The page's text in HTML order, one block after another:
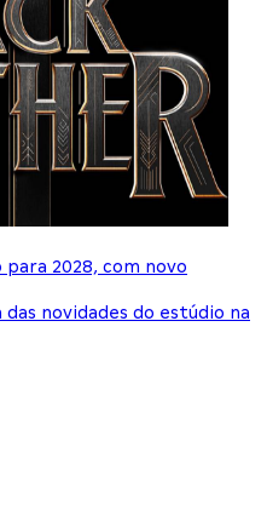
2028, com novo
novidades do estúdio na